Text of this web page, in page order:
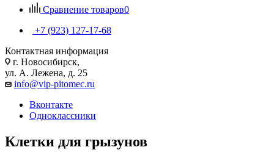
Сравнение товаров0
+7 (923) 127-17-68
Контактная информация
г. Новосибирск,
ул. А. Лежена, д. 25
info@vip-pitomec.ru
Вконтакте
Одноклассники
Клетки для грызунов